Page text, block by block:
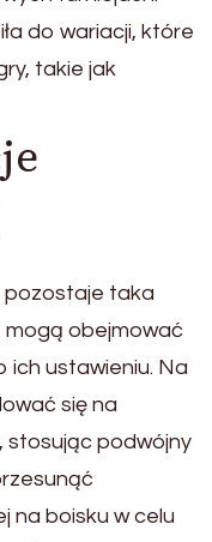
do wariacji, które
takie jak
pozostaje taka
mogą obejmować
ich ustawieniu. Na
się na
stosując podwójny
na boisku w celu